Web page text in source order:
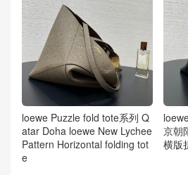
loewe Puzzle fold tote系列 Q
atar Doha loewe New Lychee
Pattern Horizontal folding tot
e
京朝
横版